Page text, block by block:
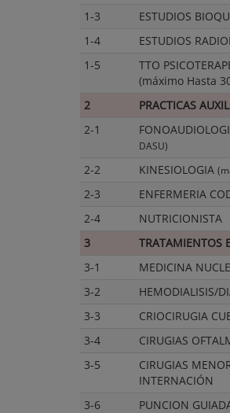
1-3
ESTUDIOS
1-4
ESTUDIOS
1-5
TTO
(máximo Hasta
2 PRACTICAS
2-1
DASU)
2-2 KINESIOLOGIA
2-3
ENFERMERIA
2-4
NUTRICIONISTA
3
TRATAMIENTOS
3-1
MEDICINA
3-2
HEMODIALISIS/
3-3
CRIOCIRUGIA
3-4
CIRUGIAS
3-5
CIRUGIAS
INTERNACIÓN
3-6 PUNCION